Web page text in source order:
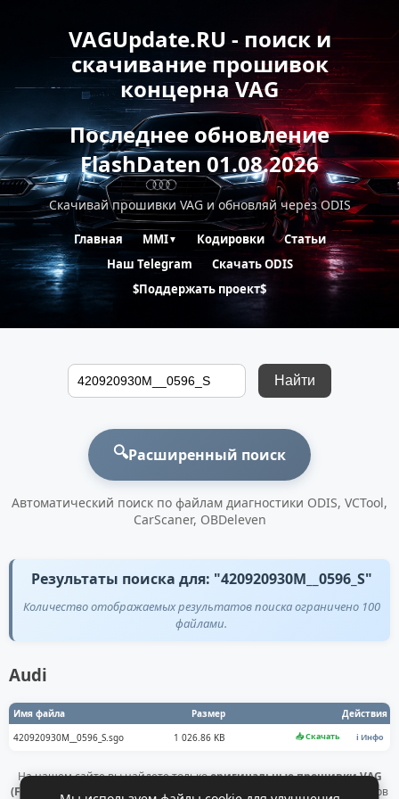
VAGUpdate.RU - поиск и
скачивание прошивок
концерна VAG
Последнее обновление
FlashDaten 01.08.2026
Скачивай прошивки VAG и обновляй через ODIS
Главная MMI▼ Кодировки
Статьи
Наш Telegram
Скачать ODIS
$Поддержать проект$
Найти
🔍Расширенный поиск
Автоматический поиск по файлам диагностики ODIS, VCTool,
CarScaner, OBDeleven
Результаты поиска для: "420920930M__0596_S"
Количество отображаемых результатов поиска ограничено 100
файлами.
Audi
Имя файла Размер
Действия
420920930M__0596_S.sgo
1 026.86 KB 📥 Скачать ℹ️ Инфо
На нашем сайте вы найдете толькооригинальные прошивки VAG
(Flashdaten)
. Все файлы получены напрямую с официальных серверов